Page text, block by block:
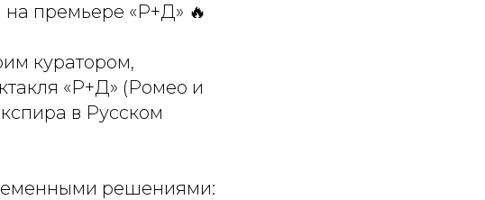
на премьере «Р+Д» 🔥
куратором,
«Р+Д» (Ромео и
в Русском
решениями: